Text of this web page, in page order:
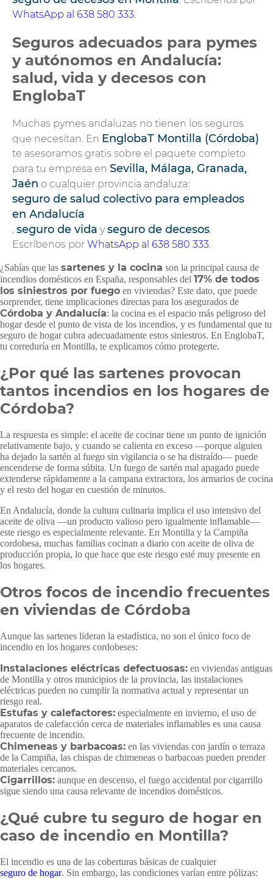
WhatsApp al 638 580 333
Seguros adecuados para pymes
y autónomos en Andalucía:
salud, vida y decesos con
EnglobaT
Muchas pymes andaluzas no tienen los seguros
que necesitan. En EnglobaT Montilla (Córdoba)
te asesoramos gratis sobre el paquete completo
para tu empresa en Sevilla, Málaga, Granada,
Jaén o cualquier provincia andaluza:
seguro de salud colectivo para empleados
en Andalucía
, seguro de vida yseguro de decesos.
Escríbenos por WhatsApp al 638 580 333.
¿Sabías que las sartenes y la cocina son la principal causa de
incendios domésticos en España, responsables del 17% de todos
los siniestros por fuego en viviendas? Este dato, que puede
sorprender, tiene implicaciones directas para los asegurados de
Córdoba y Andalucía: la cocina es el espacio más peligroso del
hogar desde el punto de vista de los incendios, y es fundamental que tu
seguro de hogar cubra adecuadamente estos siniestros. En EnglobaT,
tu correduría en Montilla, te explicamos cómo protegerte.
¿Por qué las sartenes provocan
tantos incendios en los hogares de
Córdoba?
La respuesta es simple: el aceite de cocinar tiene un punto de ignición
relativamente bajo, y cuando se calienta en exceso —porque alguien
ha dejado la sartén al fuego sin vigilancia o se ha distraído— puede
encenderse de forma súbita. Un fuego de sartén mal apagado puede
extenderse rápidamente a la campana extractora, los armarios de cocina
y el resto del hogar en cuestión de minutos.
En Andalucía, donde la cultura culinaria implica el uso intensivo del
aceite de oliva —un producto valioso pero igualmente inflamable—
este riesgo es especialmente relevante. En Montilla y la Campiña
cordobesa, muchas familias cocinan a diario con aceite de oliva de
producción propia, lo que hace que este riesgo esté muy presente en
los hogares.
Otros focos de incendio frecuentes
en viviendas de Córdoba
Aunque las sartenes lideran la estadística, no son el único foco de
incendio en los hogares cordobeses:
Instalaciones eléctricas defectuosas: en viviendas antiguas
de Montilla y otros municipios de la provincia, las instalaciones
eléctricas pueden no cumplir la normativa actual y representar un
riesgo real.
Estufas y calefactores: especialmente en invierno, el uso de
aparatos de calefacción cerca de materiales inflamables es una causa
frecuente de incendio.
Chimeneas y barbacoas: en las viviendas con jardín o terraza
de la Campiña, las chispas de chimeneas o barbacoas pueden prender
materiales cercanos.
Cigarrillos: aunque en descenso, el fuego accidental por cigarrillo
sigue siendo una causa relevante de incendios domésticos.
¿Qué cubre tu seguro de hogar en
caso de incendio en Montilla?
El incendio es una de las coberturas básicas de cualquier
seguro de hogar. Sin embargo, las condiciones varían entre pólizas: